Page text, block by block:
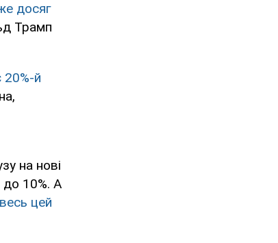
досяг
Трамп
20%-й
на нові
до 10%. А
цей